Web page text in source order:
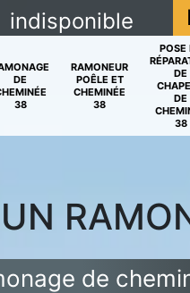
indisponible
DE
38
RAMONEUR
POÊLE ET
CHEMINÉE
38
POSE
DE
DE
38
de